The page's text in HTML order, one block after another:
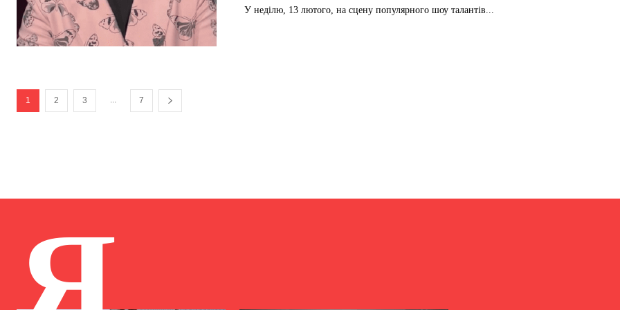
У неділю, 13 лютого, на сцену популярного шоу талантів...
1 2 3 7